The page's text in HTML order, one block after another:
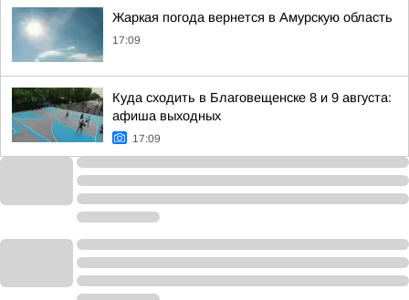
Жаркая погода вернется в Амурскую область
17:09
Куда сходить в Благовещенске 8 и 9 августа:
афиша выходных
17:09